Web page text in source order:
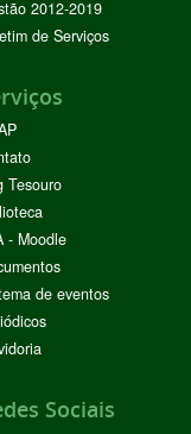
2012-2019
de Serviços
Tesouro
- Moodle
de eventos
Sociais